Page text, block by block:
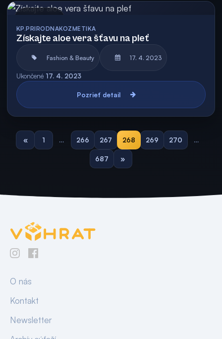
KP.PRIRODNAKOZMETIKA
Získajte aloe vera šťavu na pleť
Fashion & Beauty 17. 4. 2023
Ukončené 17. 4. 2023
Pozrieť detail
« 1 … 266 267 268 269 270 …
687 »
O nás
Kontakt
Newsletter